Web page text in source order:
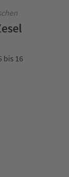
bis 16